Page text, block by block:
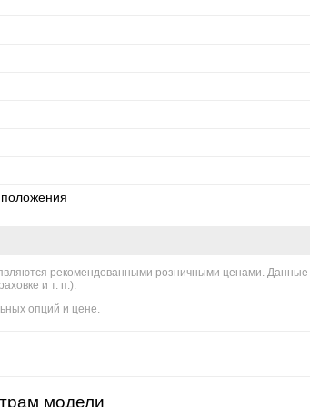
положения
рекомендованными розничными ценами.
и т. п.).
опций и цене.
модели